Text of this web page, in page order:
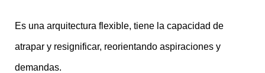
Es una arquitectura flexible, tiene la capacidad de
atrapar y resignificar, reorientando aspiraciones y
demandas.